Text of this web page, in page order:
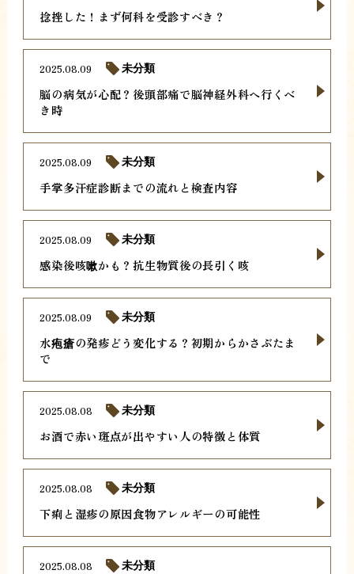
捻挫した！まず何科を受診すべき？
脳の病気が心配？後頭部痛で脳神経外科へ行くべ
き時
2025.08.09 未分類
手掌多汗症診断までの流れと検査内容
2025.08.09 未分類
感染後咳嗽かも？抗生物質後の長引く咳
2025.08.09 未分類
水疱瘡の発疹どう変化する？初期からかさぶたま
で
2025.08.09 未分類
お酒で赤い斑点が出やすい人の特徴と体質
2025.08.08 未分類
下痢と湿疹の原因食物アレルギーの可能性
2025.08.08 未分類
2025.08.08 未分類